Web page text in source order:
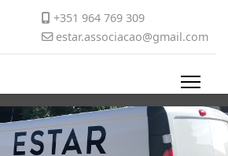
+351 964 769 309
estar.associacao@gmail.com